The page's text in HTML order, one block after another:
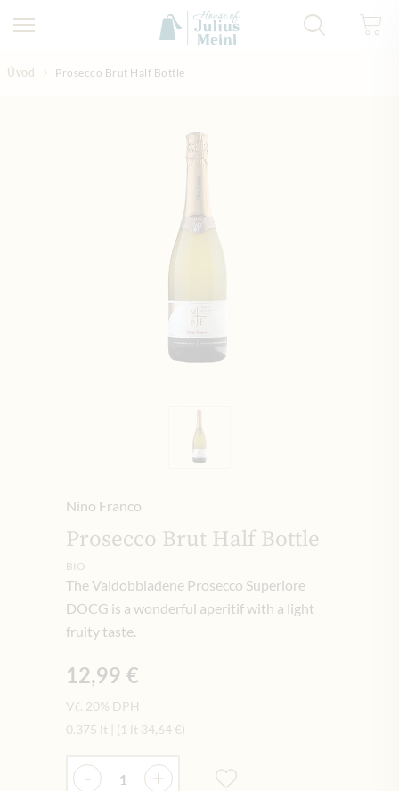
Úvod Prosecco Brut Half Bottle
Nino Franco
Prosecco Brut Half Bottle
BIO
The Valdobbiadene Prosecco Superiore
DOCG is a wonderful aperitif with a light
fruity taste.
12,99 €
Vč. 20% DPH
0.375 lt
(1 lt 34,64 €)
Množství
- +